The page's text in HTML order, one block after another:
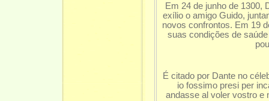
Em 24 de junho de 1300,
exílio o amigo Guido,
novos confrontos. Em 19
suas condições de
É citado por Dante no
io fossimo presi per
andasse al voler vostro e